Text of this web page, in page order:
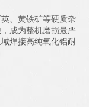
、黄铁矿等硬质杂
成为整机磨损最严
焊接高纯氧化铝耐